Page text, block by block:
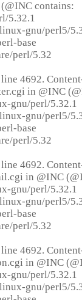
contains:
5.32.1
gnu/perl5/
base
perl/5.32
4692.
in @INC
gnu/perl/5.32.1
gnu/perl5/
base
perl/5.32
4692.
in @INC
gnu/perl/5.32.1
gnu/perl5/
base
perl/5.32
4692.
in @INC
gnu/perl/5.32.1
gnu/perl5/